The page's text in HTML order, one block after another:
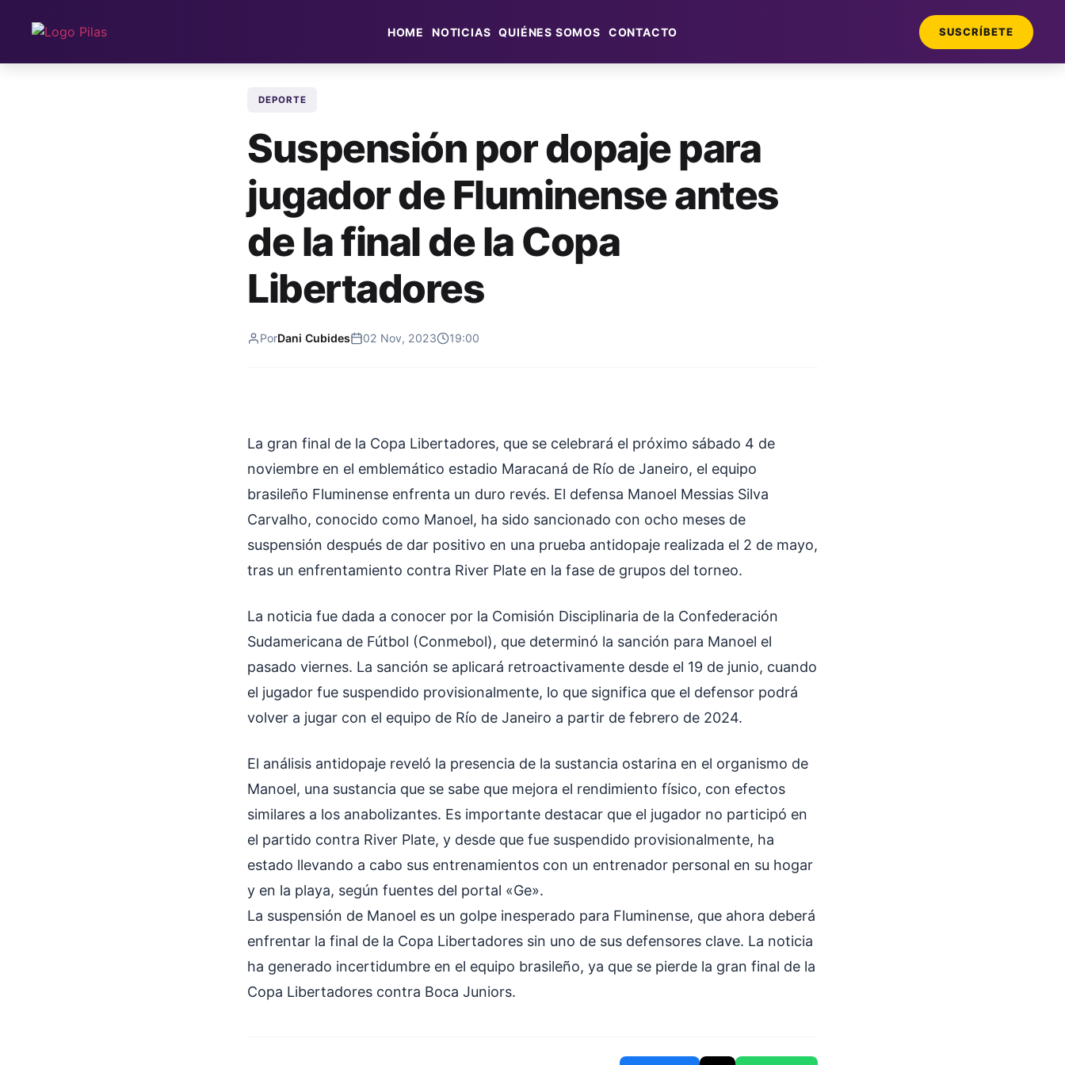
HOME NOTICIAS QUIÉNES SOMOS CONTACTO SUSCRÍBETE
DEPORTE
Suspensión por dopaje para
jugador de Fluminense antes
de la final de la Copa
Libertadores
PorDani Cubides 02 Nov, 2023 19:00
La gran final de la Copa Libertadores, que se celebrará el próximo sábado 4 de
noviembre en el emblemático estadio Maracaná de Río de Janeiro, el equipo
brasileño Fluminense enfrenta un duro revés. El defensa Manoel Messias Silva
Carvalho, conocido como Manoel, ha sido sancionado con ocho meses de
suspensión después de dar positivo en una prueba antidopaje realizada el 2 de mayo,
tras un enfrentamiento contra River Plate en la fase de grupos del torneo.
La noticia fue dada a conocer por la Comisión Disciplinaria de la Confederación
Sudamericana de Fútbol (Conmebol), que determinó la sanción para Manoel el
pasado viernes. La sanción se aplicará retroactivamente desde el 19 de junio, cuando
el jugador fue suspendido provisionalmente, lo que significa que el defensor podrá
volver a jugar con el equipo de Río de Janeiro a partir de febrero de 2024.
El análisis antidopaje reveló la presencia de la sustancia ostarina en el organismo de
Manoel, una sustancia que se sabe que mejora el rendimiento físico, con efectos
similares a los anabolizantes. Es importante destacar que el jugador no participó en
el partido contra River Plate, y desde que fue suspendido provisionalmente, ha
estado llevando a cabo sus entrenamientos con un entrenador personal en su hogar
y en la playa, según fuentes del portal «Ge».
La suspensión de Manoel es un golpe inesperado para Fluminense, que ahora deberá
enfrentar la final de la Copa Libertadores sin uno de sus defensores clave. La noticia
ha generado incertidumbre en el equipo brasileño, ya que se pierde la gran final de la
Copa Libertadores contra Boca Juniors.